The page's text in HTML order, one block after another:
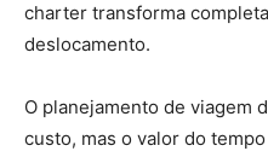
charter transforma
deslocamento.
O planejamento de viagem
custo, mas o valor do